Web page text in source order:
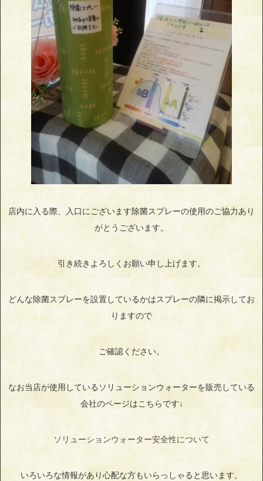
店内に入る際、入口にございます除菌スプレーの使用のご協力あり
がとうございます。
引き続きよろしくお願い申し上げます。
どんな除菌スプレーを設置しているかはスプレーの隣に掲示してお
りますので
ご確認ください。
なお当店が使用しているソリューションウォーターを販売している
会社のページはこちらです↓
ソリューションウォーター安全性について
いろいろな情報があり心配な方もいらっしゃると思います。